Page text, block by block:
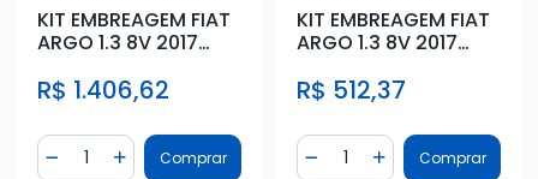
KIT EMBREAGEM FIAT
ARGO 1.3 8V 2017
ATUADOR
R$ 1.406,62
Diminuir Quantidade
Quantidade
Adicionar Quantidade
Comprar
KIT EMBREAGEM FIAT
ARGO 1.3 8V 2017
R$ 512,37
Diminuir Quantidade
Quantidade
AdicionarComprar